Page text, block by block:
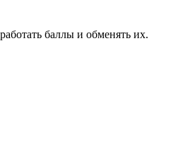
баллы и обменять их.